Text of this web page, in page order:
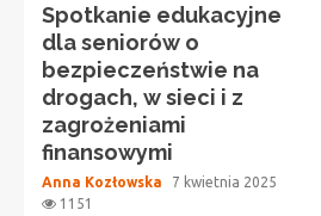
Spotkanie edukacyjne
dla seniorów o
bezpieczeństwie na
drogach, w sieci i z
zagrożeniami
finansowymi
Anna Kozłowska
7 kwietnia 2025
1151